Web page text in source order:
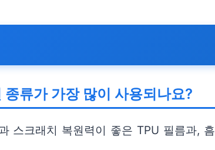
류가 가장 많이 사용되나요?
스크래치 복원력이 좋은 TPU 필름과,